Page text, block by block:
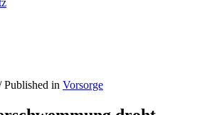
Published in Vorsorge